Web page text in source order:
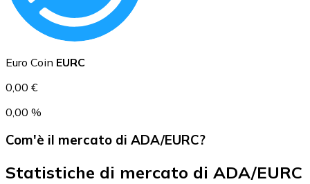
USD Coin
USDC
Euro Coin EURC
0,00 €
0,00 %
Com'è il mercato di ADA/EURC?
Statistiche di mercato di ADA/EURC